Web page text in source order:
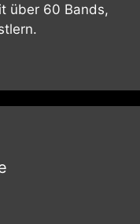
über 60 Bands,